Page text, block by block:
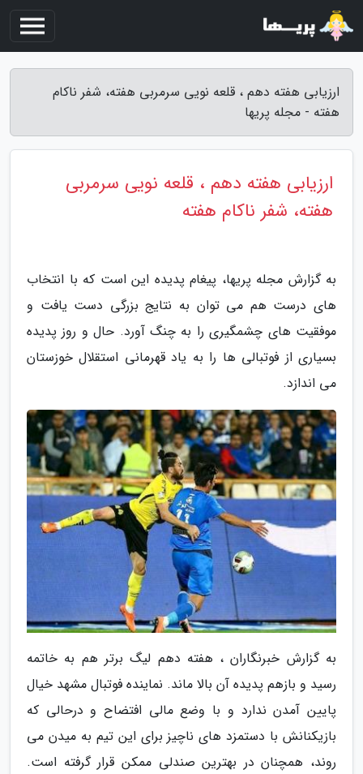
ارزیابی هفته دهم ، قلعه نویی سرمربی هفته، شفر ناکام
هفته - مجله پریها
ارزیابی هفته دهم ، قلعه نویی سرمربی
هفته، شفر ناکام هفته
به گزارش مجله پریها، پیغام پدیده این است که با انتخاب
های درست هم می توان به نتایج بزرگی دست یافت و
موفقیت های چشمگیری را به چنگ آورد. حال و روز پدیده
بسیاری از فوتبالی ها را به یاد قهرمانی استقلال خوزستان
می اندازد.
به گزارش خبرنگاران ، هفته دهم لیگ برتر هم به خاتمه
رسید و بازهم پدیده آن بالا ماند. نماینده فوتبال مشهد خیال
پایین آمدن ندارد و با وضع مالی افتضاح و درحالی که
بازیکنانش با دستمزد های ناچیز برای این تیم به میدن می
روند، همچنان در بهترین صندلی ممکن قرار گرفته است.